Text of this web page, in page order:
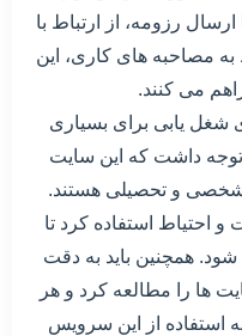
رزومه، از ارتباط با
مصاحبه های کاری، این
می کنند.
شغل یابی برای بسیاری
توجه داشت که این سایت
شخصی و تحصیلی هستند.
و احتیاط استفاده کرد تا
شود. همچنین باید به دقت
ها را مطالعه کرد و هر
استفاده از این سرویس